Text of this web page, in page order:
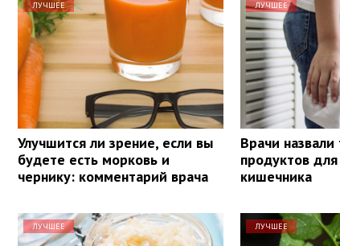
ЛУЧШЕЕ
Улучшится ли зрение, если вы
будете есть морковь и
чернику: комментарий врача
ЛУЧШЕЕ
Врачи назвали
продуктов
кишечника
ЛУЧШЕЕ ЛУЧШЕЕ